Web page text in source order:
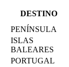
DESTINO
PENÍNSULA
ISLAS
BALEARES
PORTUGAL